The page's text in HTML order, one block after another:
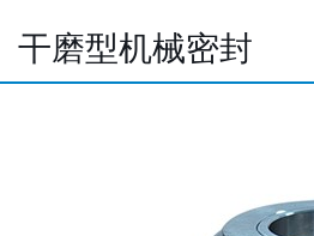
干磨型机械密封